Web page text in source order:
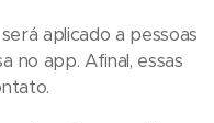
aplicado a pessoas
no app. Afinal, essas